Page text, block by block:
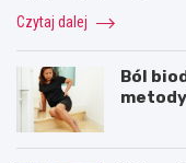
Czytaj dalej
Ból